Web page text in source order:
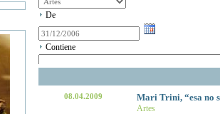
De
Contiene
08.04.2009 Mari Trini, “esa no
Artes